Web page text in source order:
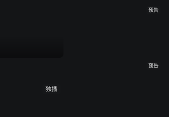
预告
预告
独播